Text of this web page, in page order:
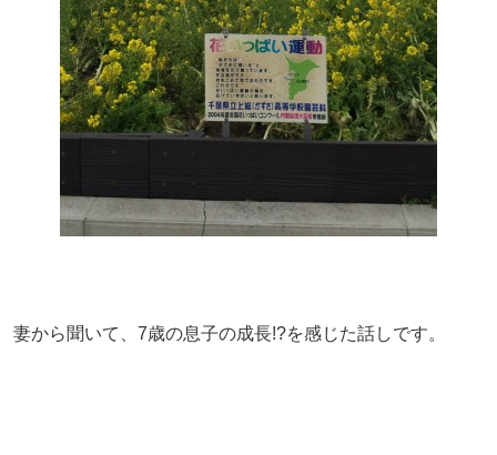
妻から聞いて、7歳の息子の成長!?を感じた話しです。